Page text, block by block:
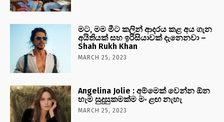
මට, මම මීට කලින් ආදරය කළ අය ගැන
අයිතියක් සහ ඉරිසියාවක් දැනෙනවා –
Shah Rukh Khan
MARCH 25, 2023
Angelina Jolie : අම්මෙක් වෙන්න ඕන
හැම සුදුසුකමක්ම මං ළඟ නැහැ
MARCH 25, 2023